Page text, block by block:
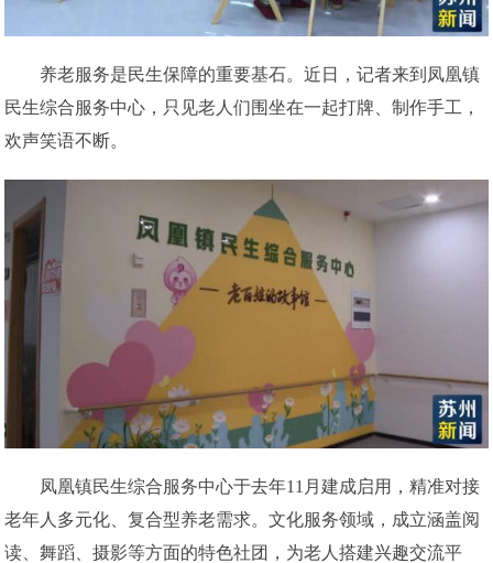
养老服务是民生保障的重要基石。近日，记者来到凤凰镇
民生综合服务中心，只见老人们围坐在一起打牌、制作手工，
欢声笑语不断。
凤凰镇民生综合服务中心于去年11月建成启用，精准对接
老年人多元化、复合型养老需求。文化服务领域，成立涵盖阅
读、舞蹈、摄影等方面的特色社团，为老人搭建兴趣交流平